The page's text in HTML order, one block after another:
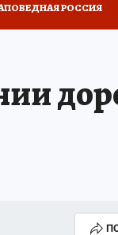
РОССИЯ